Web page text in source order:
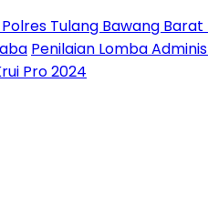
Tulang Bawang
Penilaian Lomba
Pro 2024